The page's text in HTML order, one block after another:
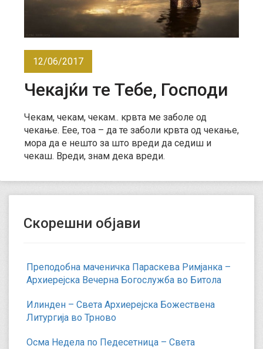
12/06/2017
Чекајќи те Тебе, Господи
Чекам, чекам, чекам.. крвта ме заболе од
чекање. Еее, тоа – да те заболи крвта од чекање,
мора да е нешто за што вреди да седиш и
чекаш. Вреди, знам дека вреди.
Скорешни објави
Преподобна маченичка Параскева Римјанка –
Архиерејска Вечерна Богослужба во Битола
Илинден – Света Архиерејска Божествена
Литургија во Трново
Осма Недела по Педесетница – Света